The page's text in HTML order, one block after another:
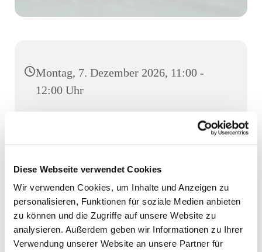
Diese Webseite verwendet Cookies
Wir verwenden Cookies, um Inhalte und Anzeigen zu
personalisieren, Funktionen für soziale Medien anbieten
zu können und die Zugriffe auf unsere Website zu
analysieren. Außerdem geben wir Informationen zu Ihrer
Verwendung unserer Website an unsere Partner für
Montag, 7. Dezember 2026, 11:00 -
12:00 Uhr
Gemeindehaus, Großer Saal, Luruper